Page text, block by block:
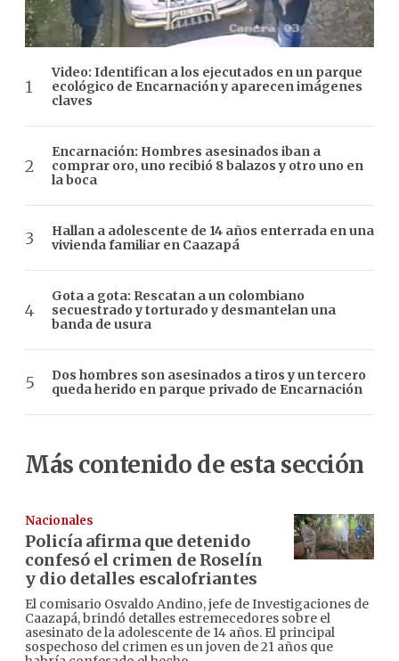
Video: Identifican a los ejecutados en un parque
ecológico de Encarnación y aparecen imágenes
claves
Encarnación: Hombres asesinados iban a
comprar oro, uno recibió 8 balazos y otro uno en
la boca
Hallan a adolescente de 14 años enterrada en una
vivienda familiar en Caazapá
Gota a gota: Rescatan a un colombiano
secuestrado y torturado y desmantelan una
banda de usura
Dos hombres son asesinados a tiros y un tercero
queda herido en parque privado de Encarnación
Más contenido de esta sección
Nacionales
Policía afirma que detenido
confesó el crimen de Roselín
y dio detalles escalofriantes
El comisario Osvaldo Andino, jefe de Investigaciones de
Caazapá, brindó detalles estremecedores sobre el
asesinato de la adolescente de 14 años. El principal
sospechoso del crimen es un joven de 21 años que